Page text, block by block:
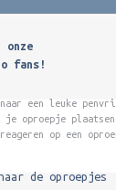
onze
fans!
een leuke
je oproepje
op een
de oproepjes